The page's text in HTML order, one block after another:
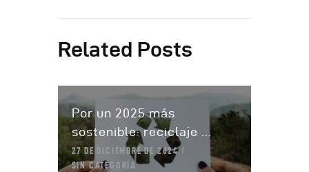
Related Posts
Por un 2025 más
sostenible: reciclaje ...
27 DE DICIEMBRE DE 2024
SIN CATEGORÍA